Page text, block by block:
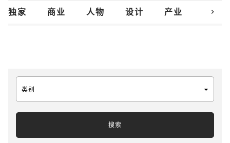
独家 商业 人物 设计 产业 创新
chevron_right
类别
搜索